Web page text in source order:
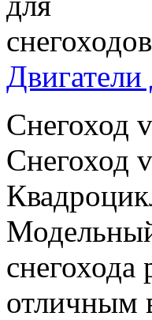
Двигатели
Снегоход
Снегоход
отличным